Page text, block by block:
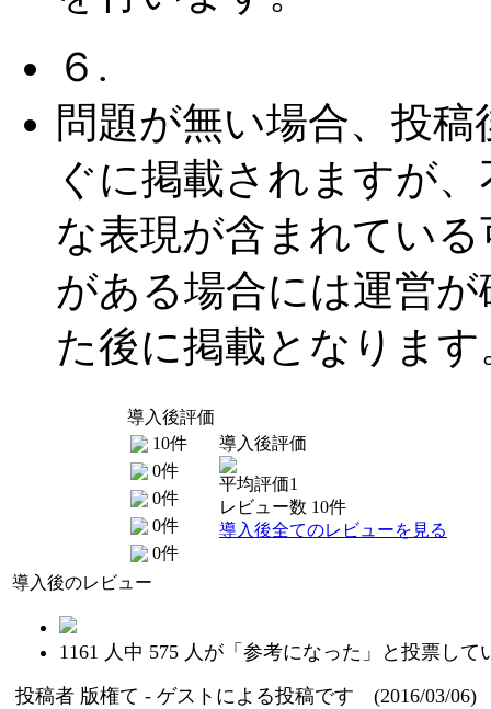
６.
問題が無い場合、投稿
ぐに掲載されますが
な表現が含まれている
がある場合には運営が
た後に掲載となります
導入後評価
10件
0件
0件
0件
0件
導入後評価
平均評価1
レビュー数 10件
導入後全てのレビューを見る
導入後のレビュー
1161 人中 575 人が「参考になった」と投票して
投稿者 版権て - ゲストによる投稿です (2016/03/06)